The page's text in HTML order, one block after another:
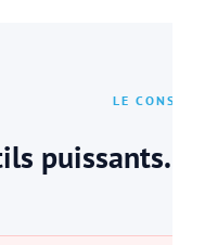
LE CONSTAT
puissants...